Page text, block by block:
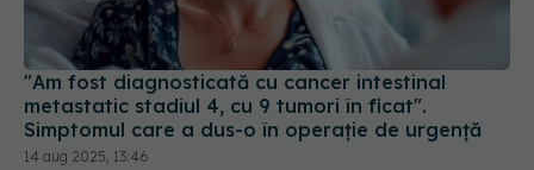
"Am fost diagnosticată cu cancer intestinal
metastatic stadiul 4, cu 9 tumori în ficat".
Simptomul care a dus-o în operație de urgență
14 aug 2025, 13:46